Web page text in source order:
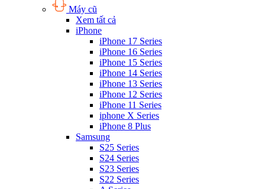
Máy cũ
Xem tất cả
iPhone
iPhone 17 Series
iPhone 16 Series
iPhone 15 Series
iPhone 14 Series
iPhone 13 Series
iPhone 12 Series
iPhone 11 Series
iphone X Series
iPhone 8 Plus
Samsung
S25 Series
S24 Series
S23 Series
S22 Series